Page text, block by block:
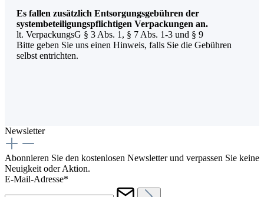
Es fallen zusätzlich Entsorgungsgebühren der
systembeteiligungspflichtigen Verpackungen an.
lt. VerpackungsG § 3 Abs. 1, § 7 Abs. 1-3 und § 9
Bitte geben Sie uns einen Hinweis, falls Sie die Gebühren
selbst entrichten.
Newsletter
Abonnieren Sie den kostenlosen Newsletter und verpassen Sie keine
Neuigkeit oder Aktion.
E-Mail-Adresse*